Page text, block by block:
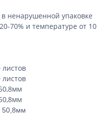
ненарушенной упаковке
70% и температуре от 10
50,8мм